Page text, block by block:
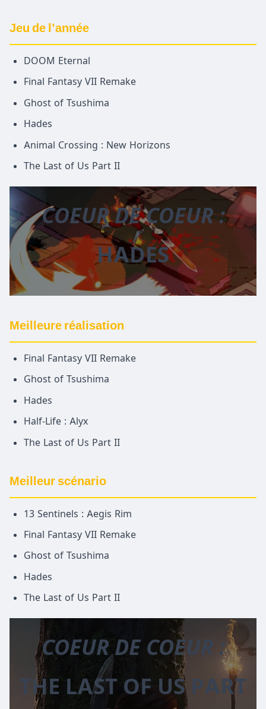
Jeu de l’année
DOOM Eternal
Final Fantasy VII Remake
Ghost of Tsushima
Hades
Animal Crossing : New Horizons
The Last of Us Part II
COEUR DE COEUR :
HADES
Meilleure réalisation
Final Fantasy VII Remake
Ghost of Tsushima
Hades
Half-Life : Alyx
The Last of Us Part II
Meilleur scénario
13 Sentinels : Aegis Rim
Final Fantasy VII Remake
Ghost of Tsushima
Hades
The Last of Us Part II
COEUR DE COEUR :
THE LAST OF US PART